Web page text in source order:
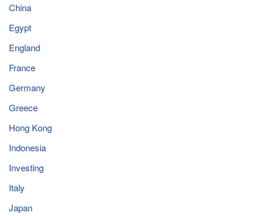
China
Egypt
England
France
Germany
Greece
Hong Kong
Indonesia
Investing
Italy
Japan